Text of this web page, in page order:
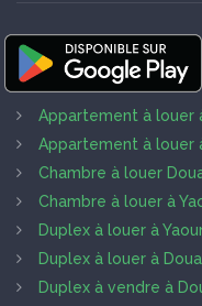
Appartement à louer
Appartement à louer
Chambre à louer
Chambre à louer à
Duplex à louer à
Duplex à louer à
Duplex à vendre à